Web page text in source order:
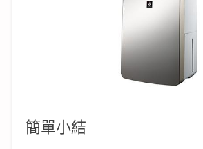
簡單小結